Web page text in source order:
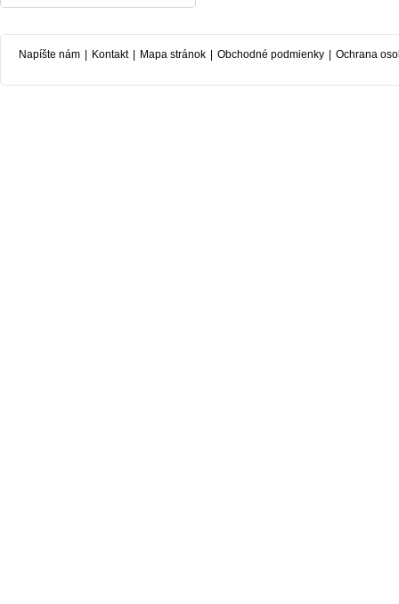
Napíšte nám Kontakt Mapa stránok Obchodné podmienky Ochrana